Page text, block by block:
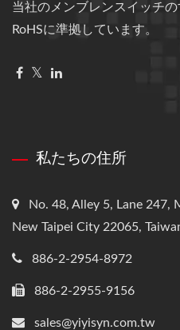
当社のメンブレンスイッチの
RoHSに準拠しています。
私たちの住所
No. 48, Alley 5, Lane 247,
New Taipei City 22065,
886-2-2954-8972
886-2-2955-9156
sales@yiyisyn.com.tw